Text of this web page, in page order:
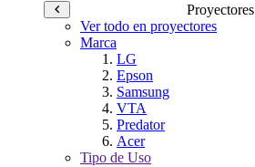
Proyectores
Ver todo en proyectores
Marca
LG
Epson
Samsung
VTA
Predator
Acer
Tipo de Uso